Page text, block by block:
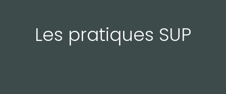
Les pratiques SUP